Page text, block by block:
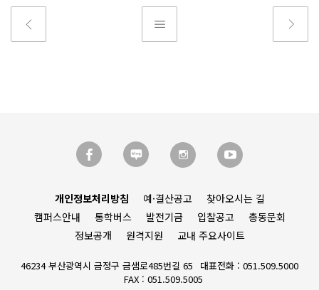
개인정보처리방침 예·결산공고
찾아오시는 길
캠퍼스안내
통학버스 발전기금 입찰공고
총동문회
정보공개
원격지원 교내 주요사이트
46234 부산광역시 금정구 금샘로485번길 65
대표전화 : 051.509.5000
FAX : 051.509.5005